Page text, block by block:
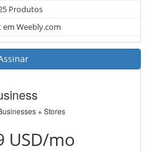
Produtos
em Weebly.com
+ Stores
USD/mo